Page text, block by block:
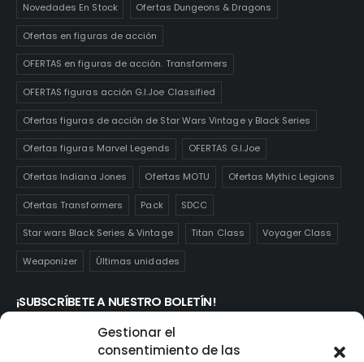
Gestionar el
consentimiento de las
Novedades En Stock Ofertas Dungeons & Dragons
Ofertas en figuras de acción
OFERTAS en figuras de acción. Transformers
OFERTAS figuras acción G.I.Joe Classified
Ofertas figuras de acción de Star Wars Vintage y Black Series
Ofertas figuras Marvel Legends OFERTAS G.I.Joe
Ofertas Indiana Jones Ofertas MOTU Ofertas Mythic Legions
Ofertas Transformers Pack SDCC
Star wars Black Series & Vintage Titan Class Voyager Class
Weaponizer Últimas unidades
¡SUBSCRÍBETE A NUESTRO BOLETÍN!
Te mantendrás informado de las novedades y ofertas que
realmente te interesan. Subscríbete aquí: